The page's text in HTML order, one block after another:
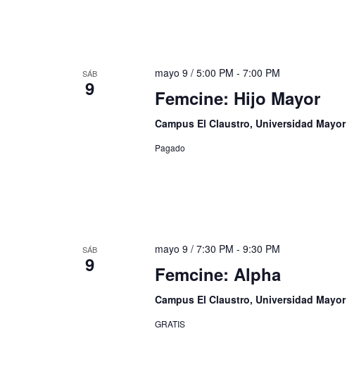
SÁB
9
mayo 9 / 5:00 PM - 7:00 PM
Femcine: Hijo Mayor
Campus El Claustro, Universidad Mayor
Pagado
SÁB
9
mayo 9 / 7:30 PM - 9:30 PM
Femcine: Alpha
Campus El Claustro, Universidad Mayor
GRATIS